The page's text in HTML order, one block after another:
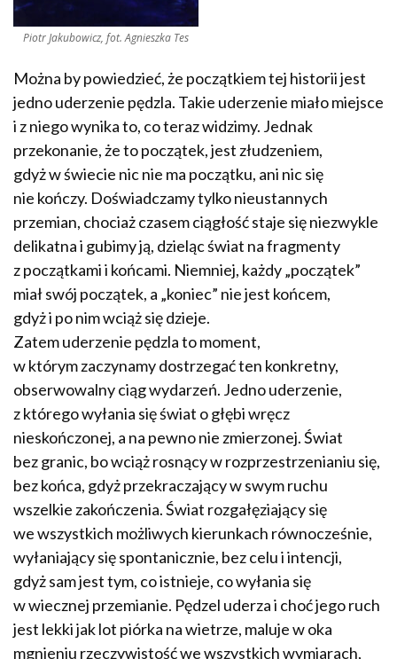
Piotr Jakubowicz, fot. Agnieszka Tes
Można by powiedzieć, że początkiem tej historii jest
jedno uderzenie pędzla. Takie uderzenie miało miejsce
i z niego wynika to, co teraz widzimy. Jednak
przekonanie, że to początek, jest złudzeniem,
gdyż w świecie nic nie ma początku, ani nic się
nie kończy. Doświadczamy tylko nieustannych
przemian, chociaż czasem ciągłość staje się niezwykle
delikatna i gubimy ją, dzieląc świat na fragmenty
z początkami i końcami. Niemniej, każdy „początek”
miał swój początek, a „koniec” nie jest końcem,
gdyż i po nim wciąż się dzieje.
Zatem uderzenie pędzla to moment,
w którym zaczynamy dostrzegać ten konkretny,
obserwowalny ciąg wydarzeń. Jedno uderzenie,
z którego wyłania się świat o głębi wręcz
nieskończonej, a na pewno nie zmierzonej. Świat
bez granic, bo wciąż rosnący w rozprzestrzenianiu się,
bez końca, gdyż przekraczający w swym ruchu
wszelkie zakończenia. Świat rozgałęziający się
we wszystkich możliwych kierunkach równocześnie,
wyłaniający się spontanicznie, bez celu i intencji,
gdyż sam jest tym, co istnieje, co wyłania się
w wiecznej przemianie. Pędzel uderza i choć jego ruch
jest lekki jak lot piórka na wietrze, maluje w oka
mgnieniu rzeczywistość we wszystkich wymiarach,